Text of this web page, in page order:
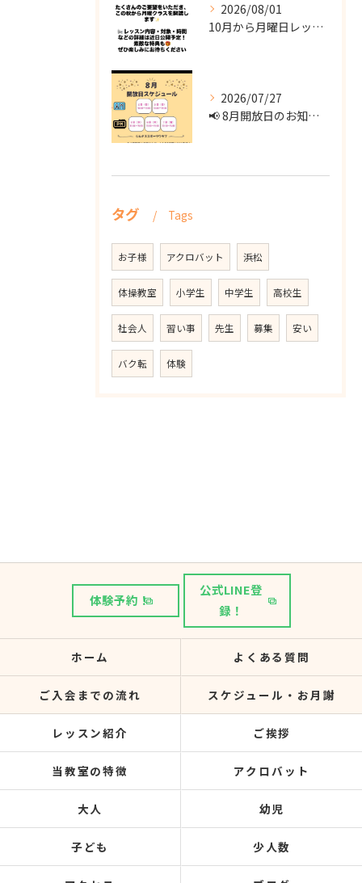
2026/08/01
10月から月曜日レッスンがスタート！
2026/07/27
📢 8月開放日のお知らせ 📢
タグ Tags
お子様 アクロバット 浜松
体操教室 小学生 中学生 高校生
社会人 習い事 先生 募集 安い
バク転 体験
体験予約！
公式LINE登
録！
ホーム よくある質問
ご入会までの流れ スケジュール・お月謝
レッスン紹介 ご挨拶
当教室の特徴 アクロバット
大人 幼児
子ども 少人数